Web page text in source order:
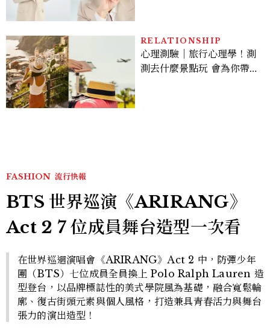
倦感，超神！
RELATIONSHIP
心理測驗｜旅行心理學！測
測去什麼景點玩 會為你帶來
FASHION 流行快報
BTS 世界巡演《ARIRANG》
Act 2 7 位成員舞台造型一次看
在世界巡迴演唱會《ARIRANG》Act 2 中，防彈少年
團（BTS）七位成員全員換上 Polo Ralph Lauren 造
型登台，以品牌標誌性的美式學院風為基礎，融合寬鬆輪
廓、復古街頭元素與個人風格，打造兼具青春活力與舞台
張力的演出造型！